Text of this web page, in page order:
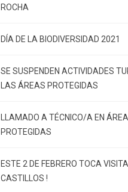
ROCHA
DÍA DE LA BIODIVERSIDAD 2021
SE SUSPENDEN ACTIVIDADES
LAS ÁREAS PROTEGIDAS
LLAMADO A TÉCNICO/A EN
PROTEGIDAS
ESTE 2 DE FEBRERO TOCA
CASTILLOS !